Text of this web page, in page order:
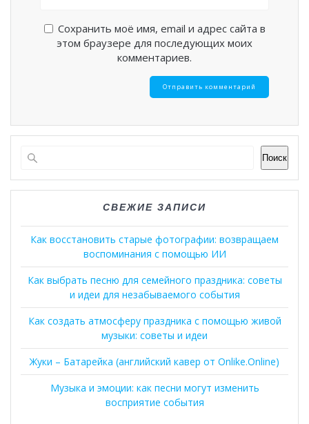
Сохранить моё имя, email и адрес сайта в
этом браузере для последующих моих
комментариев.
Поиск
СВЕЖИЕ ЗАПИСИ
Как восстановить старые фотографии: возвращаем
воспоминания с помощью ИИ
Как выбрать песню для семейного праздника: советы
и идеи для незабываемого события
Как создать атмосферу праздника с помощью живой
музыки: советы и идеи
Жуки – Батарейка (английский кавер от Onlike.Online)
Музыка и эмоции: как песни могут изменить
восприятие события